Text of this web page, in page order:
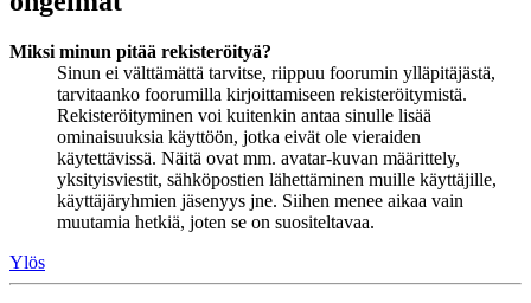
Miksi minun pitää rekisteröityä?
Sinun ei välttämättä tarvitse, riippuu foorumin ylläpitäjästä,
tarvitaanko foorumilla kirjoittamiseen rekisteröitymistä.
Rekisteröityminen voi kuitenkin antaa sinulle lisää
ominaisuuksia käyttöön, jotka eivät ole vieraiden
käytettävissä. Näitä ovat mm. avatar-kuvan määrittely,
yksityisviestit, sähköpostien lähettäminen muille käyttäjille,
käyttäjäryhmien jäsenyys jne. Siihen menee aikaa vain
muutamia hetkiä, joten se on suositeltavaa.
Ylös